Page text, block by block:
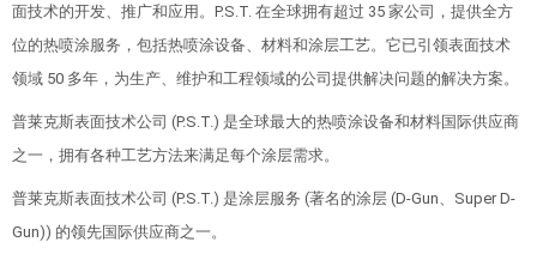
面技术的开发、推广和应用。P.S.T. 在全球拥有超过 35 家公司，提供全方
位的热喷涂服务，包括热喷涂设备、材料和涂层工艺。它已引领表面技术
领域 50 多年，为生产、维护和工程领域的公司提供解决问题的解决方案。
普莱克斯表面技术公司 (P.S.T.) 是全球最大的热喷涂设备和材料国际供应商
之一，拥有各种工艺方法来满足每个涂层需求。
普莱克斯表面技术公司 (P.S.T.) 是涂层服务 (著名的涂层 (D-Gun、Super D-
Gun)) 的领先国际供应商之一。